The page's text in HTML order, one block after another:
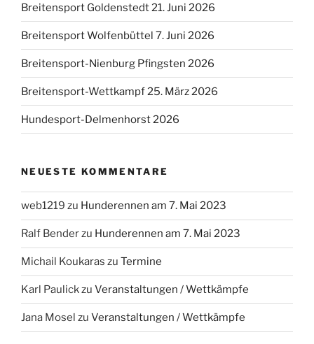
Breitensport Goldenstedt 21. Juni 2026
Breitensport Wolfenbüttel 7. Juni 2026
Breitensport-Nienburg Pfingsten 2026
Breitensport-Wettkampf 25. März 2026
Hundesport-Delmenhorst 2026
NEUESTE KOMMENTARE
web1219 zu Hunderennen am 7. Mai 2023
Ralf Benderzu Hunderennen am 7. Mai 2023
Michail Koukaras zu Termine
Karl Paulickzu Veranstaltungen / Wettkämpfe
Jana Mosel zu Veranstaltungen / Wettkämpfe